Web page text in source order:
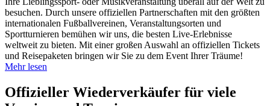
besuchen. Durch unsere offiziellen Partnerschaften mit den größten
internationalen Fußballvereinen, Veranstaltungsorten und
Sportturnieren bemühen wir uns, die besten Live-Erlebnisse
weltweit zu bieten. Mit einer großen Auswahl an offiziellen Tickets
und Reisepaketen bringen wir Sie zu dem Event Ihrer Träume!
Mehr lesen
Offizieller Wiederverkäufer für viele